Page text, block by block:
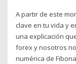
A partir de este
clave en tu vida y
una explicación
forex y nosotros
numérica de